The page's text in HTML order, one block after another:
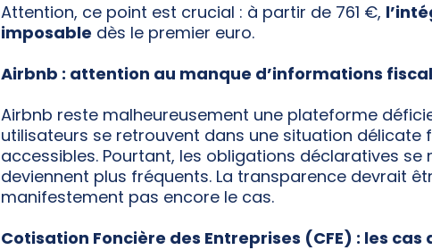
Attention, ce point est crucial : à partir de 761 €,
imposable dès le premier euro.
Airbnb : attention au manque d’informations
Airbnb reste malheureusement une plateforme
utilisateurs se retrouvent dans une situation délicate
accessibles. Pourtant, les obligations déclaratives
deviennent plus fréquents. La transparence devrait
manifestement pas encore le cas.
Cotisation Foncière des Entreprises (CFE) : les cas